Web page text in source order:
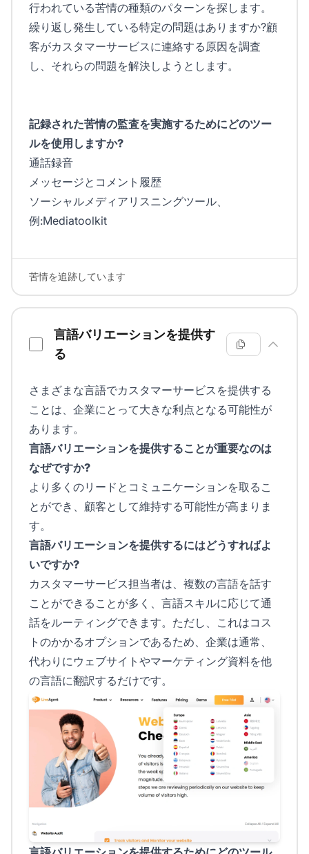
行われている苦情の種類のパターンを探します。
繰り返し発生している特定の問題はありますか?顧
客がカスタマーサービスに連絡する原因を調査
し、それらの問題を解決しようとします。
記録された苦情の監査を実施するためにどのツー
ルを使用しますか?
通話録音
メッセージとコメント履歴
ソーシャルメディアリスニングツール、
例:Mediatoolkit
苦情を追跡しています
言語バリエーションを提供す
る
さまざまな言語でカスタマーサービスを提供する
ことは、企業にとって大きな利点となる可能性が
あります。
言語バリエーションを提供することが重要なのは
なぜですか?
より多くのリードとコミュニケーションを取るこ
とができ、顧客として維持する可能性が高まりま
す。
言語バリエーションを提供するにはどうすればよ
いですか?
カスタマーサービス担当者は、複数の言語を話す
ことができることが多く、言語スキルに応じて通
話をルーティングできます。ただし、これはコス
トのかかるオプションであるため、企業は通常、
代わりにウェブサイトやマーケティング資料を他
の言語に翻訳するだけです。